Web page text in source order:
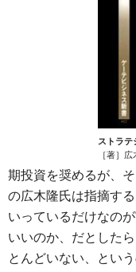
ストラテ
［著］
期投資を奨めるが、
の広木隆氏は指摘す
いっているだけなの
いいのか、だとした
とんどいない、とい